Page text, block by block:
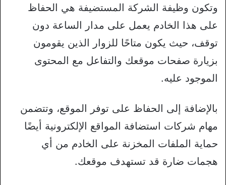
وتكون وظيفة الشركة المستضيفة هي الحفاظ
على هذا الخادم يعمل على مدار الساعة دون
توقف، حيث يكون متاحًا للزوار الذين يقومون
بزيارة صفحات موقعك والتفاعل مع المحتوى
الموجود عليه.
بالإضافة إلى الحفاظ على توفر الموقع، وتتضمن
مهام شركات استضافة المواقع الإلكترونية أيضًا
حماية الملفات المخزنة على الخادم من أي
هجمات ضارة قد تستهدف موقعك.